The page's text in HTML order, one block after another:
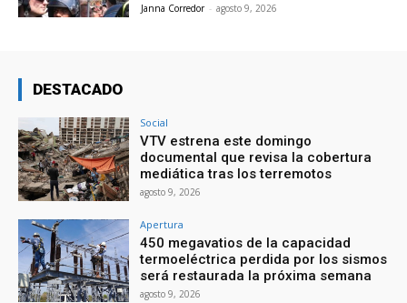
Janna Corredor - agosto 9, 2026
DESTACADO
Social
VTV estrena este domingo
documental que revisa la cobertura
mediática tras los terremotos
agosto 9, 2026
Apertura
450 megavatios de la capacidad
termoeléctrica perdida por los sismos
será restaurada la próxima semana
agosto 9, 2026